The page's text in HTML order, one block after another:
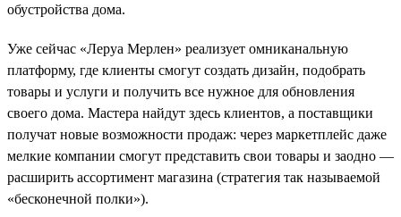
обустройства дома.
Уже сейчас «Леруа Мерлен» реализует омниканальную
платформу, где клиенты смогут создать дизайн, подобрать
товары и услуги и получить все нужное для обновления
своего дома. Мастера найдут здесь клиентов, а поставщики
получат новые возможности продаж: через маркетплейс даже
мелкие компании смогут представить свои товары и заодно —
расширить ассортимент магазина (стратегия так называемой
«бесконечной полки»).